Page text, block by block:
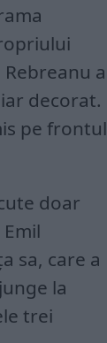
a
decorat.
pe frontul
doar
sa, care a
la
trei